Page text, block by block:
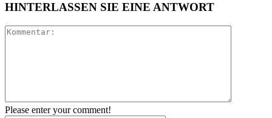
HINTERLASSEN SIE EINE ANTWORT
Please enter your comment!